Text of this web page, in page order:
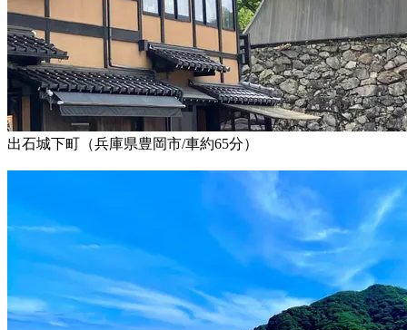
出石城下町（兵庫県豊岡市/車約65分）